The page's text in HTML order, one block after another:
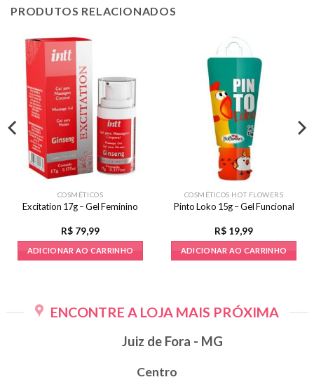
PRODUTOS RELACIONADOS
COSMÉTICOS
Excitation 17g – Gel Feminino
R$ 79,99
ADICIONAR AO CARRINHO
COSMÉTICOS HOT FLOWERS
Pinto Loko 15g – Gel Funcional
R$ 19,99
ADICIONAR AO CARRINHO
ENCONTRE A LOJA MAIS PRÓXIMA
Juiz de Fora - MG
Centro